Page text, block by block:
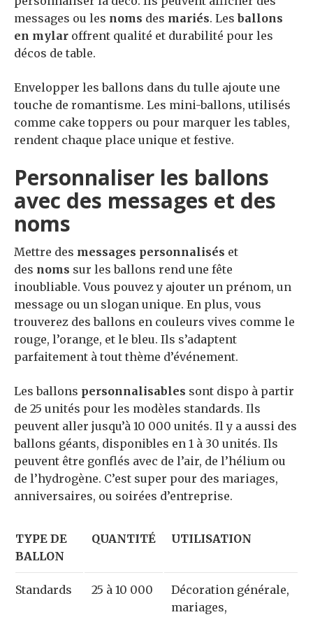
messages ou les noms des mariés. Lesballons
en mylar offrent qualité et durabilité pour les
décos de table.
Envelopper les ballons dans du tulle ajoute une
touche de romantisme. Les mini-ballons, utilisés
comme cake toppers ou pour marquer les tables,
rendent chaque place unique et festive.
Personnaliser les ballons
avec des messages et des
noms
Mettre des messages personnalisés et
des noms sur les ballons rend une fête
inoubliable. Vous pouvez y ajouter un prénom, un
message ou un slogan unique. En plus, vous
trouverez des ballons en couleurs vives comme le
rouge, l’orange, et le bleu. Ils s’adaptent
parfaitement à tout thème d’événement.
Les ballons personnalisables sont dispo à partir
de 25 unités pour les modèles standards. Ils
peuvent aller jusqu’à 10 000 unités. Il y a aussi des
ballons géants, disponibles en 1 à 30 unités. Ils
peuvent être gonflés avec de l’air, de l’hélium ou
de l’hydrogène. C’est super pour des mariages,
anniversaires, ou soirées d’entreprise.
TYPE DE
BALLON
QUANTITÉ UTILISATION
Standards 25 à 10 000
Décoration générale,
mariages,